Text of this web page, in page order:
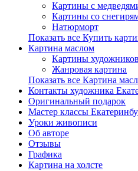
Картины с
Картины со
Натюрморт
Показать все Купить
Картина маслом
Картины художников
Жанровая картина
Показать все Картина
Контакты художника
Оригинальный подарок
Мастер классы
Уроки живописи
Об авторе
Отзывы
Графика
Картина на холсте